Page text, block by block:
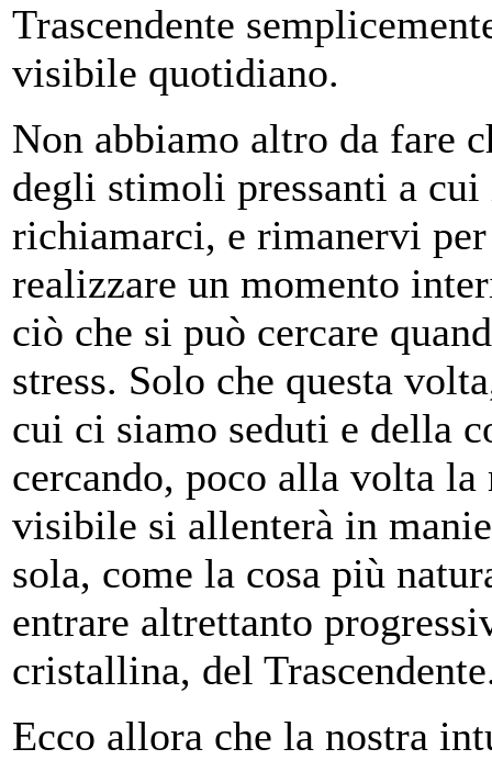
Trascendente
visibile quotidiano.
Non abbiamo altro da fare
degli stimoli pressanti a
richiamarci, e rimanervi
realizzare un momento
ciò che si può cercare
stress. Solo che questa
cui ci siamo seduti e della
cercando, poco alla volta
visibile si allenterà in
sola, come la cosa più
entrare altrettanto
cristallina, del
Ecco allora che la nostra